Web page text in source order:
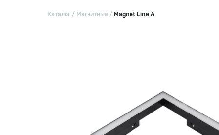
Каталог Магнитные Magnet Line A